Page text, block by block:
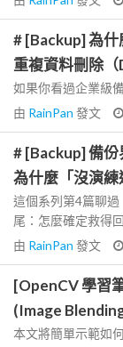
# [Backup] 為
重複資料刪除
如果你看過企業級
由 RainPan 發文
# [Backup] 備
為什麼「沒演
這個系列第4篇聊
尾：怎麼確定救得
由 RainPan 發文
[OpenCV 學習
(Image
本文將簡單示範如